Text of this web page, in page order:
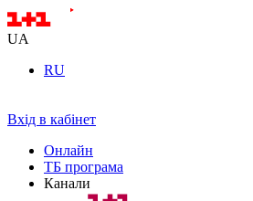
UA
RU
Вхід в кабінет
Онлайн
ТБ програма
Канали